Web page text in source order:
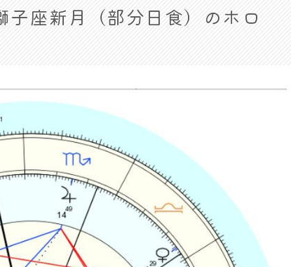
座新月（部分日食）のホロ